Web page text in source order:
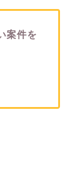
案件を